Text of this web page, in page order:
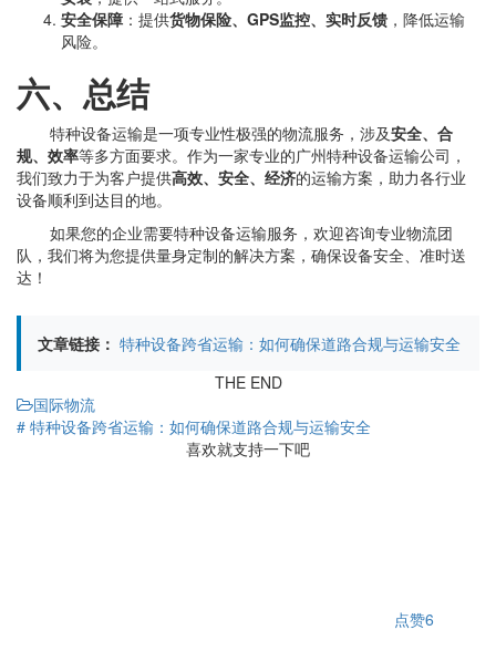
安全保障 ：提供货物保险、GPS监控、实时反馈 ，降低运输
风险。
六、总结
特种设备运输是一项专业性极强的物流服务，涉及安全、合
规、效率等多方面要求。作为一家专业的广州特种设备运输公司，
我们致力于为客户提供高效、安全、经济的运输方案，助力各行业
设备顺利到达目的地。
如果您的企业需要特种设备运输服务，欢迎咨询专业物流团
队，我们将为您提供量身定制的解决方案，确保设备安全、准时送
达！
文章链接： 特种设备跨省运输：如何确保道路合规与运输安全
THE END
国际物流
# 特种设备跨省运输：如何确保道路合规与运输安全
喜欢就支持一下吧
点赞6